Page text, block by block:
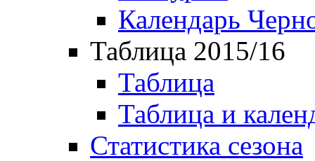
Календарь
Таблица 2015/16
Таблица
Таблица и
Статистика сезона